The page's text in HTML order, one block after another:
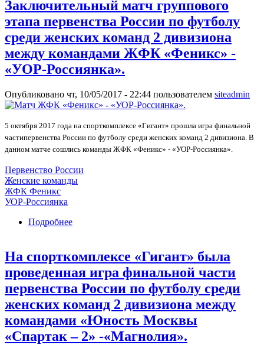
Заключительный матч группового
этапа первенства России по футболу
среди женских команд 2 дивизиона
между командами ЖФК «Феникс» -
«УОР-Россиянка».
Опубликовано чт, 10/05/2017 - 22:44 пользователем siteadmin
5 октября 2017 года на спорткомплексе «Гигант» прошла игра финальной
частипервенства России по футболу среди женских команд 2 дивизиона. В
данном матче сошлись команды ЖФК «Феникс» - «УОР-Россиянка».
Первенство России
Женские команды
ЖФК Феникс
УОР-Россиянка
Подробнее
«Феникс» - «УОР-Россиянка».
На спорткомплексе «Гигант» была
проведенная игра финальной части
первенства России по футболу среди
женских команд 2 дивизиона между
командами «Юность Москвы
«Спартак – 2» -«Магнолия».